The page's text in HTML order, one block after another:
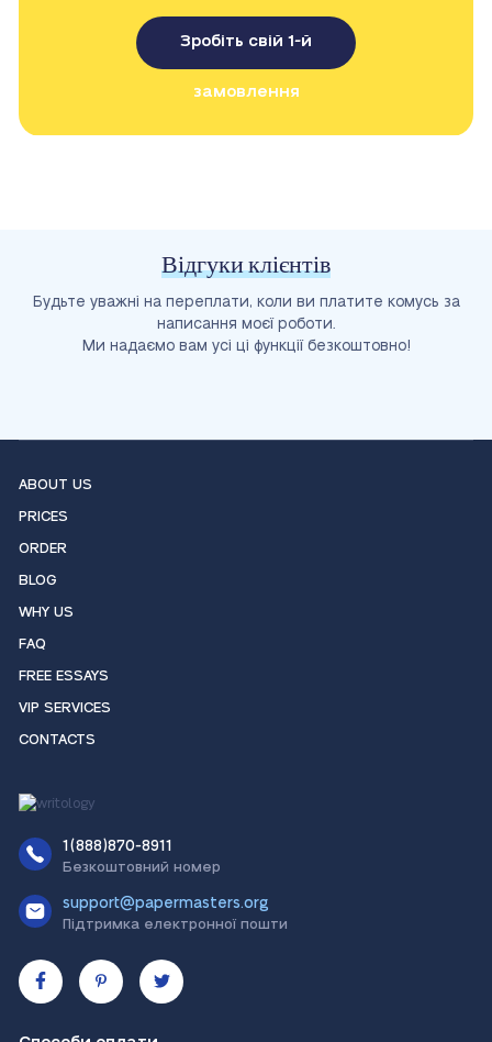
Зробіть свій 1-й
замовлення
Відгуки клієнтів
Будьте уважні на переплати, коли ви платите комусь за
написання моєї роботи.
Ми надаємо вам усі ці функції безкоштовно!
ABOUT US
PRICES
ORDER
BLOG
WHY US
FAQ
FREE ESSAYS
VIP SERVICES
CONTACTS
1(888)870-8911
Безкоштовний номер
support@papermasters.org
Підтримка електронної пошти